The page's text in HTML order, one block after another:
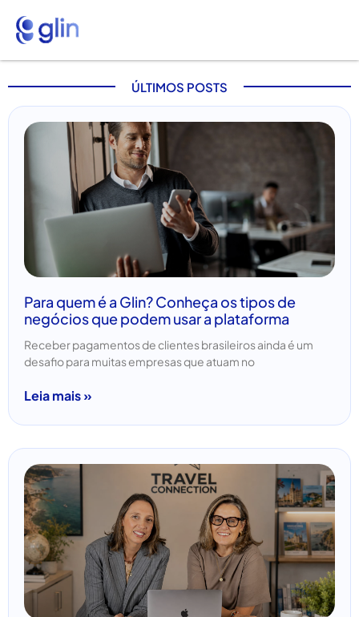
ÚLTIMOS POSTS
Para quem é a Glin? Conheça os tipos de
negócios que podem usar a plataforma
Receber pagamentos de clientes brasileiros ainda é um
desafio para muitas empresas que atuam no
Leia mais »